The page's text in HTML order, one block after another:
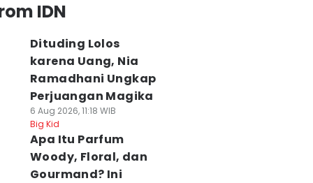
IDN
Dituding Lolos
karena Uang, Nia
Ramadhani Ungkap
Perjuangan Magika
6 Aug 2026, 11:18 WIB
Big Kid
Apa Itu Parfum
Woody, Floral, dan
Gourmand? Ini